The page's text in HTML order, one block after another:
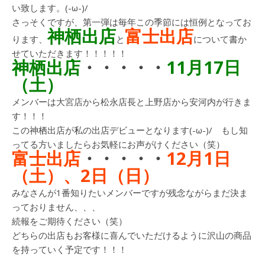
い致します。(-ω-)/
さっそくですが、第一弾は毎年この季節には恒例となってお
ります、神栖出店と 富士出店について書か
せていただきます！！！！！
神栖出店 ・・・・・ 11月17日
（土）
メンバーは大宮店から松永店長と上野店から安河内が行きま
す！！！
この神栖出店が私の出店デビューとなります(-ω-)/ もし知
ってる方いましたらお気軽にお声がけください（笑）
富士出店 ・・・・・ 12月1日
（土）、2日（日）
みなさんが1番知りたいメンバーですが残念ながらまだ決ま
っておりません、、、
続報をご期待ください（笑）
どちらの出店もお客様に喜んでいただけるように沢山の商品
を持っていく予定です！！！